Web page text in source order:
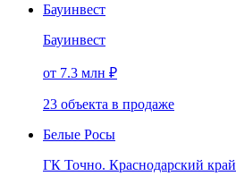
Бауинвест
Бауинвест
от 7.3 млн ₽
23 объекта в продаже
Белые Росы
ГК Точно. Краснодарский край